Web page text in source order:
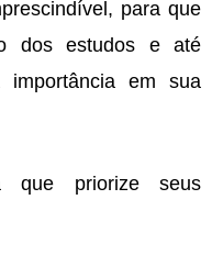
para que
dos estudos e até
importância em sua
que priorize seus